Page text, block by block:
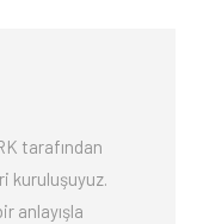
tarafından
kuruluşuyuz.
anlayışla